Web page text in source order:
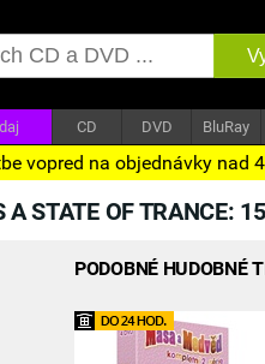
CD DVD BluRay
vopred na objednávky nad
STATE OF TRANCE:
PODOBNÉ HUDOBNÉ